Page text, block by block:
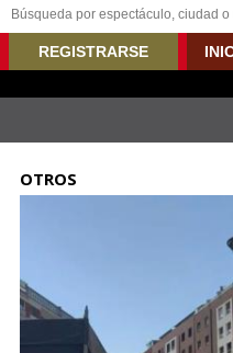
REGISTRARSE
OTROS